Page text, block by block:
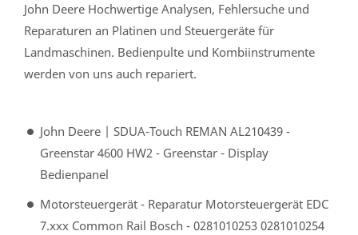
John Deere Hochwertige Analysen, Fehlersuche und
Reparaturen an Platinen und Steuergeräte für
Landmaschinen. Bedienpulte und Kombiinstrumente
werden von uns auch repariert.
John Deere | SDUA-Touch REMAN AL210439 -
Greenstar 4600 HW2 - Greenstar - Display
Bedienpanel
Motorsteuergerät - Reparatur Motorsteuergerät EDC
7.xxx Common Rail Bosch - 0281010253 0281010254